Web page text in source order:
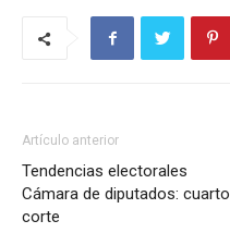
Artículo anterior
Tendencias electorales
Cámara de diputados: cuarto
corte